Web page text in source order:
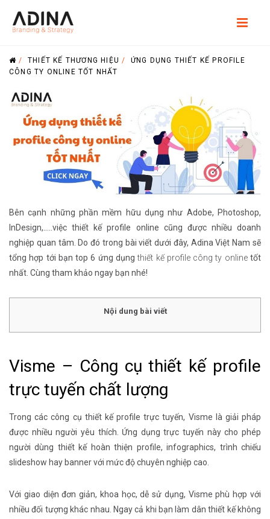
/THIẾT KẾ THƯƠNG HIỆU / ỨNG DỤNG THIẾT KẾ PROFILE
CÔNG TY ONLINE TỐT NHẤT
Bên cạnh những phần mềm hữu dụng như Adobe, Photoshop,
InDesign,…..việc thiết kế profile online cũng được nhiều doanh
nghiệp quan tâm. Do đó trong bài viết dưới đây, Adina Việt Nam sẽ
tổng hợp tới bạn top 6 ứng dụngthiết kế profile công ty onlinetốt
nhất. Cùng tham khảo ngay bạn nhé!
Nội dung bài viết
Visme – Công cụ thiết kế profile
trực tuyến chất lượng
Trong các công cụ thiết kế profile trực tuyến, Visme là giải pháp
được nhiều người yêu thích. Ứng dụng trực tuyến này cho phép
người dùng thiết kế hoàn thiện profile, infographics, trình chiếu
slideshow hay banner với mức độ chuyên nghiệp cao.
Với giao diện đơn giản, khoa học, dễ sử dụng, Visme phù hợp với
nhiều đối tượng khác nhau. Ngay cả khi bạn làm dân thiết kế không